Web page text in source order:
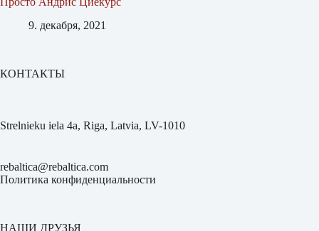
9. декабря, 2021
КОНТАКТЫ
Strelnieku iela 4a, Riga, Latvia, LV-1010
rebaltica@rebaltica.com
Политика конфиденциальности
НАШИ ДРУЗЬЯ